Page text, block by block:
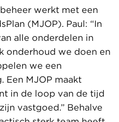
werkt met een
(MJOP). Paul: “In
alle onderdelen in
onderhoud we doen en
we een
Een MJOP maakt
in de loop van de tijd
vastgoed.” Behalve